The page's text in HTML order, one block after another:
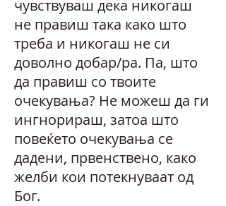
чувствуваш дека никогаш
не правиш така како што
треба и никогаш не си
доволно добар/ра. Па, што
да правиш со твоите
очекувања? Не можеш да ги
ингнорираш, затоа што
повеќето очекувања се
дадени, првенствено, како
желби кои потекнуваат од
Бог.